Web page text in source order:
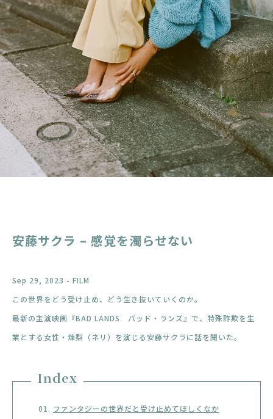
安藤サクラ – 感覚を濁らせない
Sep 29, 2023 - FILM
この世界をどう受け止め、どう生き抜いていくのか。
最新の主演映画『BAD LANDS バッド・ランズ』で、特殊詐欺を生
業とする女性・煉梨（ネリ）を演じる安藤サクラに話を聞いた。
Index
ファンタジーの世界だと受け止めてほしくなか